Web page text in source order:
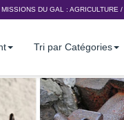
DU GAL : AGRICULTURE /
Tri par Catégories